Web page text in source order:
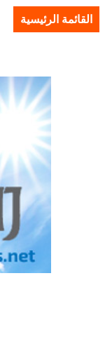
القائمة الرئيسية